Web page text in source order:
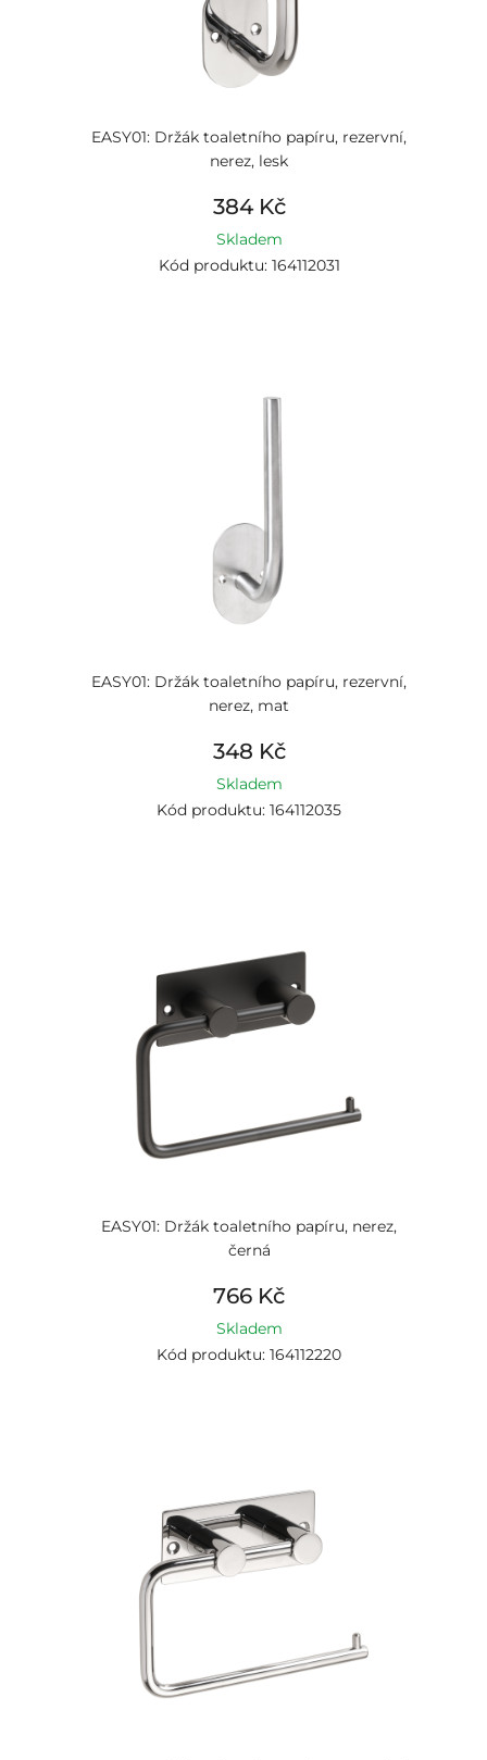
EASY01: Držák toaletního papíru, rezervní,
nerez, lesk
384 Kč
Skladem
Kód produktu: 164112031
EASY01: Držák toaletního papíru, rezervní,
nerez, mat
348 Kč
Skladem
Kód produktu: 164112035
EASY01: Držák toaletního papíru, nerez,
černá
766 Kč
Skladem
Kód produktu: 164112220